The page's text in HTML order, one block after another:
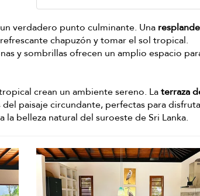
verdadero punto culminante. Una
chapuzón y tomar el sol tropical.
y sombrillas ofrecen un amplio espacio
crean un ambiente sereno. Laterraza
paisaje circundante, perfectas para
la belleza natural del suroeste de Sri Lanka.